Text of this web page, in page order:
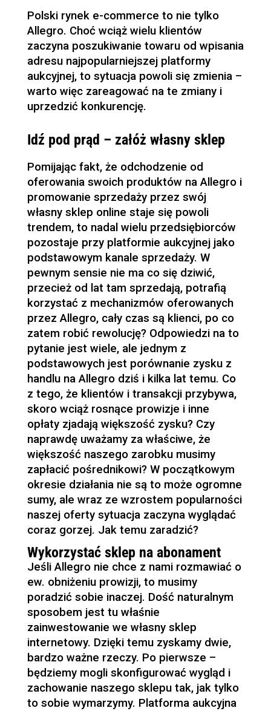
Polski rynek e-commerce to nie tylko
Allegro. Choć wciąż wielu klientów
zaczyna poszukiwanie towaru od wpisania
adresu najpopularniejszej platformy
aukcyjnej, to sytuacja powoli się zmienia –
warto więc zareagować na te zmiany i
uprzedzić konkurencję.
Idź pod prąd – załóż własny sklep
Pomijając fakt, że odchodzenie od
oferowania swoich produktów na Allegro i
promowanie sprzedaży przez swój
własny sklep online staje się powoli
trendem, to nadal wielu przedsiębiorców
pozostaje przy platformie aukcyjnej jako
podstawowym kanale sprzedaży. W
pewnym sensie nie ma co się dziwić,
przecież od lat tam sprzedają, potrafią
korzystać z mechanizmów oferowanych
przez Allegro, cały czas są klienci, po co
zatem robić rewolucję? Odpowiedzi na to
pytanie jest wiele, ale jednym z
podstawowych jest porównanie zysku z
handlu na Allegro dziś i kilka lat temu. Co
z tego, że klientów i transakcji przybywa,
skoro wciąż rosnące prowizje i inne
opłaty zjadają większość zysku? Czy
naprawdę uważamy za właściwe, że
większość naszego zarobku musimy
zapłacić pośrednikowi? W początkowym
okresie działania nie są to może ogromne
sumy, ale wraz ze wzrostem popularności
naszej oferty sytuacja zaczyna wyglądać
coraz gorzej. Jak temu zaradzić?
Wykorzystać sklep na abonament
Jeśli Allegro nie chce z nami rozmawiać o
ew. obniżeniu prowizji, to musimy
poradzić sobie inaczej. Dość naturalnym
sposobem jest tu właśnie
zainwestowanie we własny sklep
internetowy. Dzięki temu zyskamy dwie,
bardzo ważne rzeczy. Po pierwsze –
będziemy mogli skonfigurować wygląd i
zachowanie naszego sklepu tak, jak tylko
to sobie wymarzymy. Platforma aukcyjna